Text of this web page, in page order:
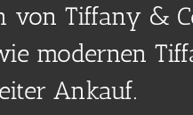
Tiffany &
modernen
Ankauf.